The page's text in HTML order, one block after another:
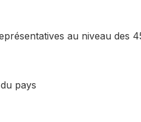
au niveau des
pays